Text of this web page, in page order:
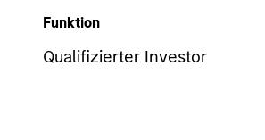
Funktion
Qualifizierter Investor